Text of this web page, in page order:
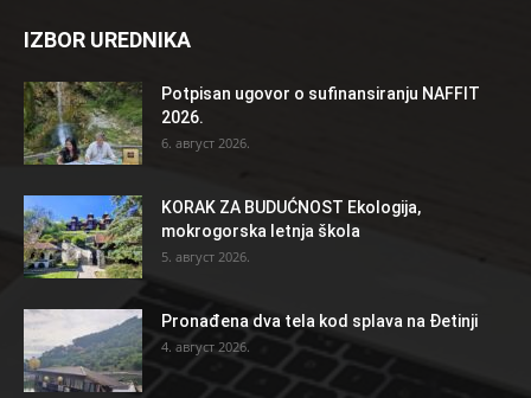
IZBOR UREDNIKA
Potpisan ugovor o sufinansiranju NAFFIT
2026.
6. август 2026.
KORAK ZA BUDUĆNOST Ekologija,
mokrogorska letnja škola
5. август 2026.
Pronađena dva tela kod splava na Đetinji
4. август 2026.